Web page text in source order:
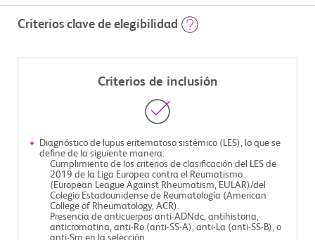
Criterios clave de elegibilidad
Criterios de inclusión
Diagnóstico de lupus eritematoso sistémico (LES), lo que se
define de la siguiente manera:
Cumplimiento de los criterios de clasificación del LES de
2019 de la Liga Europea contra el Reumatismo
(European League Against Rheumatism, EULAR)/del
Colegio Estadounidense de Reumatología (American
College of Rheumatology, ACR).
Presencia de anticuerpos anti-ADNdc, antihistona,
anticromatina, anti-Ro (anti-SS-A), anti-La (anti-SS-B), o
anti-Sm en la selección.